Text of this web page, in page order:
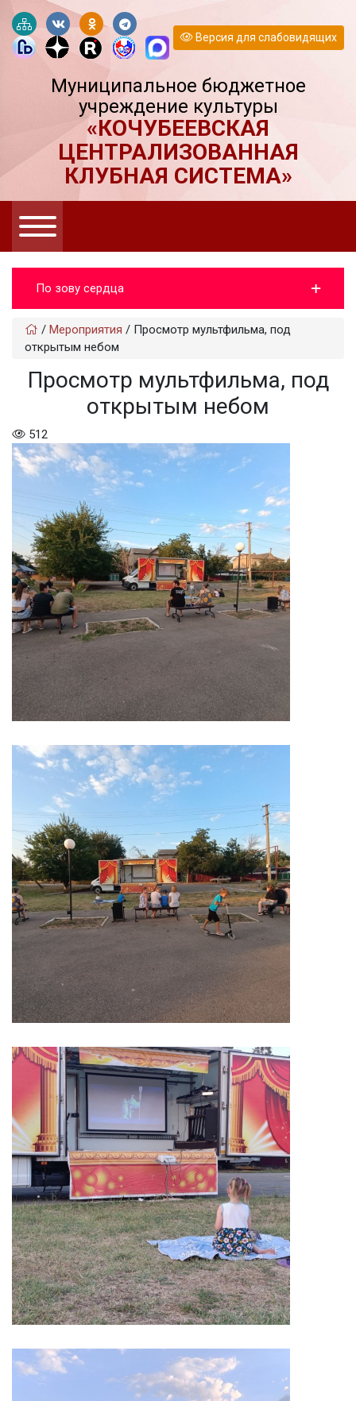
Версия для слабовидящих
Муниципальное бюджетное
учреждение культуры
«КОЧУБЕЕВСКАЯ
ЦЕНТРАЛИЗОВАННАЯ
КЛУБНАЯ СИСТЕМА»
По зову сердца
/ Мероприятия / Просмотр мультфильма, под
открытым небом
Просмотр мультфильма, под
открытым небом
512